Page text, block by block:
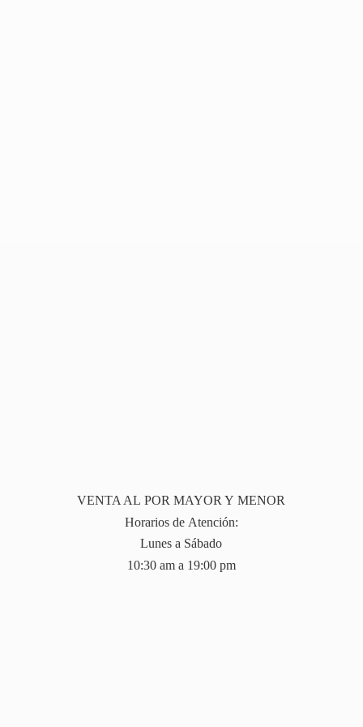
VENTA AL POR MAYOR Y MENOR
Horarios de Atención:
Lunes a Sábado
10:30 am a 19:00 pm